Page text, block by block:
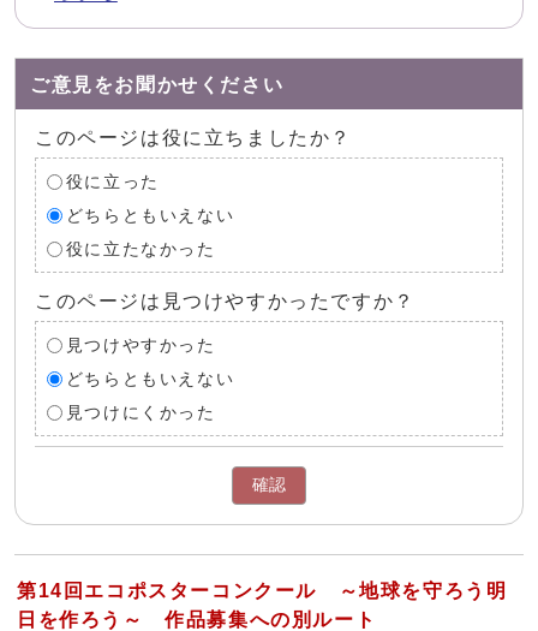
ご意見をお聞かせください
このページは役に立ちましたか？
役に立った
どちらともいえない
役に立たなかった
このページは見つけやすかったですか？
見つけやすかった
どちらともいえない
見つけにくかった
確認
第14回エコポスターコンクール ～地球を守ろう明
日を作ろう～ 作品募集への別ルート